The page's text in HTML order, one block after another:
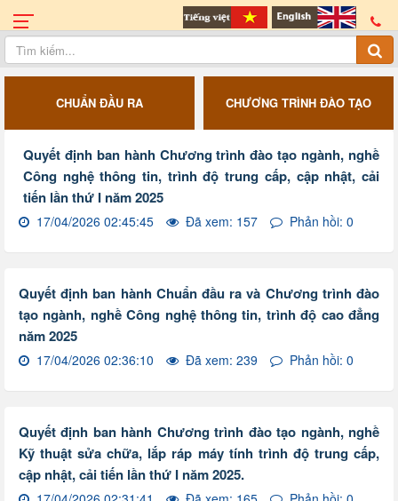
CHUẨN ĐẦU RA CHƯƠNG TRÌNH ĐÀO TẠO
Quyết định ban hành Chương trình đào tạo ngành, nghề
Công nghệ thông tin, trình độ trung cấp, cập nhật, cải
tiến lần thứ I năm 2025
17/04/2026 02:45:45 Đã xem: 157 Phản hồi: 0
Quyết định ban hành Chuẩn đầu ra và Chương trình đào
tạo ngành, nghề Công nghệ thông tin, trình độ cao đẳng
năm 2025
17/04/2026 02:36:10 Đã xem: 239 Phản hồi: 0
Quyết định ban hành Chương trình đào tạo ngành, nghề
Kỹ thuật sửa chữa, lắp ráp máy tính trình độ trung cấp,
cập nhật, cải tiến lần thứ I năm 2025.